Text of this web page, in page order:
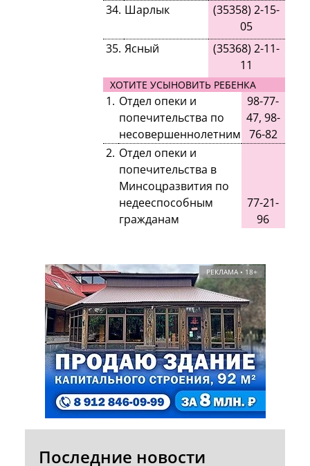
34. Шарлык (35358)2-15-
05
35. Ясный (35368)2-11-
11
ХОТИТЕ УСЫНОВИТЬ РЕБЕНКА
1. Отдел опеки и
попечительства по
несовершеннолетним
98-77-
47, 98-
76-82
2. Отдел опеки и
попечительства в
Минсоцразвития по
недееспособным
гражданам
77-21-
96
РЕКЛАМА • 18+
Последние новости